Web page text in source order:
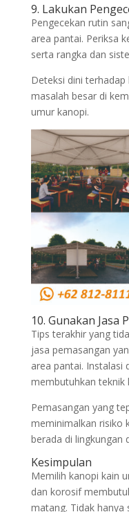
9. Lakukan
Pengecekan rutin
area pantai. Periksa
serta rangka dan
Deteksi dini
masalah besar di
umur kanopi.
10. Gunakan Jasa
Tips terakhir yang
jasa pemasangan
area pantai. Instalasi
membutuhkan teknik
Pemasangan yang
meminimalkan risiko
berada di lingkungan
Kesimpulan
Memilih kanopi kain
dan korosif
matang. Tidak